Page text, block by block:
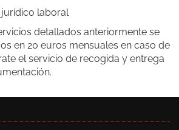
laboral
detallados anteriormente se
en 20 euros mensuales en caso de
el servicio de recogida y entrega